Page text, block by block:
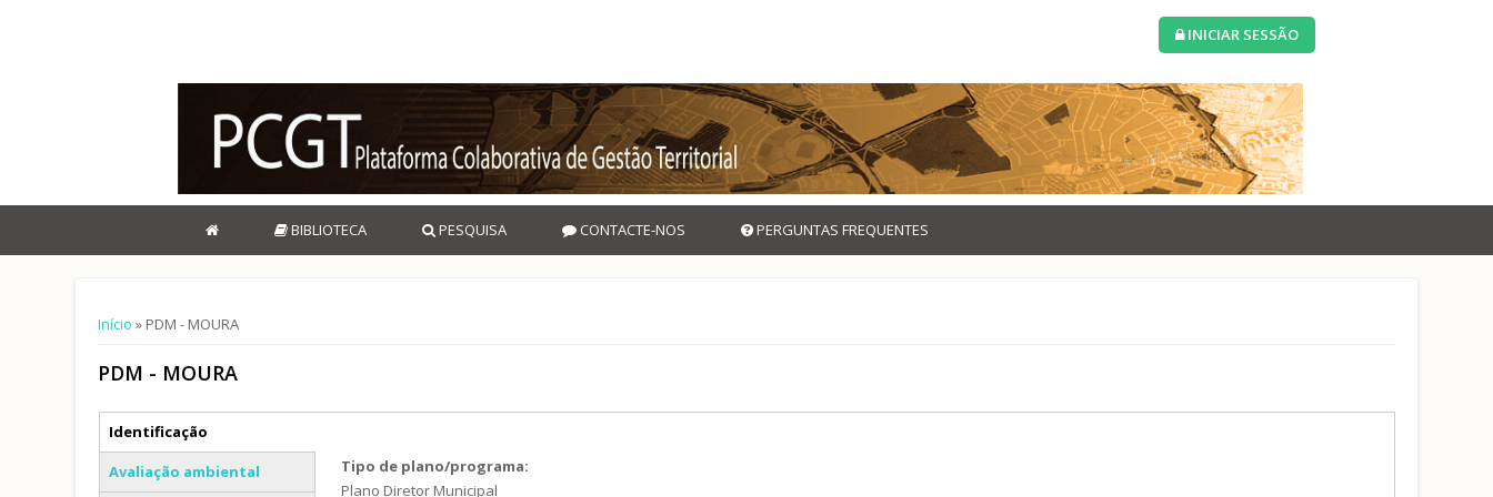
INICIAR SESSÃO
BIBLIOTECA PESQUISA CONTACTE-NOS PERGUNTAS FREQUENTES
Está aqui
Início » PDM - MOURA
PDM - MOURA
Separadores verticais
Identificação
(separador ativo)
Avaliação ambiental
Tipo de plano/programa:
Plano Diretor Municipal